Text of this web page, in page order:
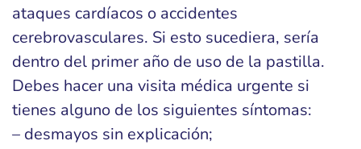
ataques cardíacos o accidentes
cerebrovasculares. Si esto sucediera, sería
dentro del primer año de uso de la pastilla.
Debes hacer una visita médica urgente si
tienes alguno de los siguientes síntomas:
– desmayos sin explicación;